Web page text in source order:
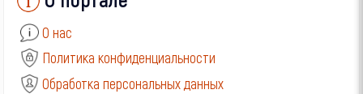
О нас
Политика конфиденциальности
Обработка персональных данных